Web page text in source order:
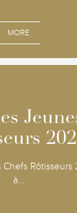
MORE
à...